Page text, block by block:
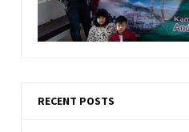
RECENT POSTS